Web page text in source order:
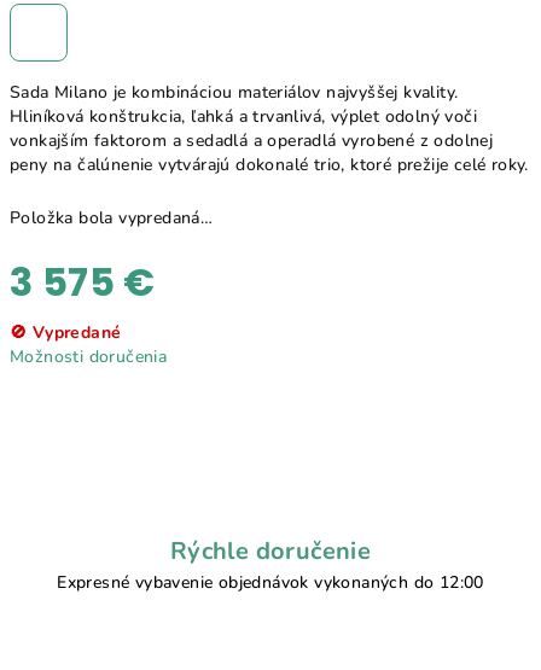
Sada Milano je kombináciou materiálov najvyššej kvality.
Hliníková konštrukcia, ľahká a trvanlivá, výplet odolný voči
vonkajším faktorom a sedadlá a operadlá vyrobené z odolnej
peny na čalúnenie vytvárajú dokonalé trio, ktoré prežije celé roky.
Položka bola vypredaná…
3 575 €
Jednotková
cena:
🚫 Vypredané
Možnosti doručenia
Rýchle doručenie
Expresné vybavenie objednávok vykonaných do 12:00